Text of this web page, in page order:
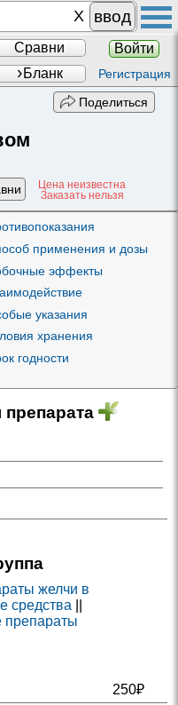
ввод
Сравни
Войти
Бланк Регистрация
Поделиться
Цена неизвестна
Заказать нельзя
применения и дозы
эффекты
указания
хранения
годности
желчи в
средства
препараты
250₽